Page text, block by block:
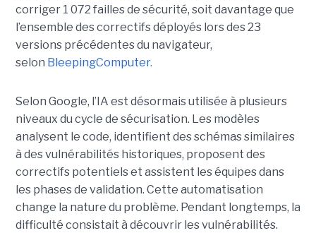
corriger 1 072 failles de sécurité, soit davantage que
l’ensemble des correctifs déployés lors des 23
versions précédentes du navigateur,
selon BleepingComputer.
Selon Google, l’IA est désormais utilisée à plusieurs
niveaux du cycle de sécurisation. Les modèles
analysent le code, identifient des schémas similaires
à des vulnérabilités historiques, proposent des
correctifs potentiels et assistent les équipes dans
les phases de validation. Cette automatisation
change la nature du problème. Pendant longtemps, la
difficulté consistait à découvrir les vulnérabilités.